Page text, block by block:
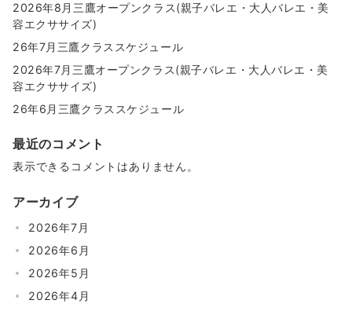
2026年8月三鷹オープンクラス(親子バレエ・大人バレエ・美
容エクササイズ)
26年7月三鷹クラススケジュール
2026年7月三鷹オープンクラス(親子バレエ・大人バレエ・美
容エクササイズ)
26年6月三鷹クラススケジュール
最近のコメント
表示できるコメントはありません。
アーカイブ
2026年7月
2026年6月
2026年5月
2026年4月